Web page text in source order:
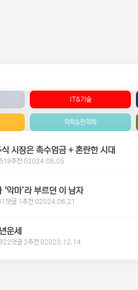
IT&기술
의학&한의학
시장은 촉수엄금 + 혼란한 시대
추천 02024.08.05
악마’라 부르던 이 남자
댓글 1 추천 02024.06.21
운세
댓글 2추천 02023.12.14